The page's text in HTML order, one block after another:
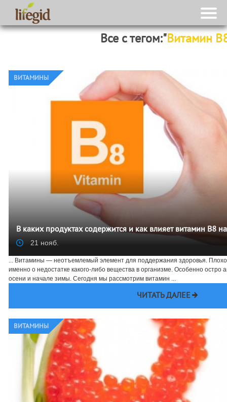
Все с тегом:"Витамин
ВИТАМИНЫ
В каких продуктах содержится и как влияет витамин B8
21 нояб.
... Витамины — неотъемлемый элемент для поддержания здоровья.
именно о недостатке какого-либо вещества в организме. Особенно остро
осени и начале зимы. Сегодня мы рассмотрим витамин ...
ЧИТАТЬ ДАЛЕЕ
ВИТАМИНЫ